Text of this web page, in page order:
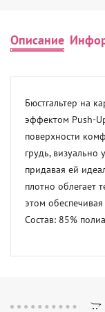
Описание
Бюстгальтер на
эффектом Push-
поверхности
грудь, визуально
придавая ей
плотно облегает
этом
Состав: 85%